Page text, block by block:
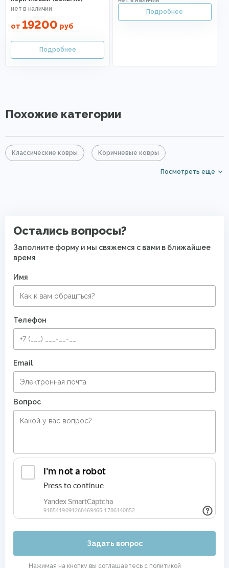
от 19200 руб
Похожие категории
Классические ковры Коричневые ковры
Ковры с коротким ворсомПосмотреть еще
Остались вопросы?
Заполните форму и мы свяжемся с вами в ближайшее
время
Имя
Телефон
Email
Вопрос
Задать вопрос
Нажимая на кнопку вы соглашаетесь с политикой